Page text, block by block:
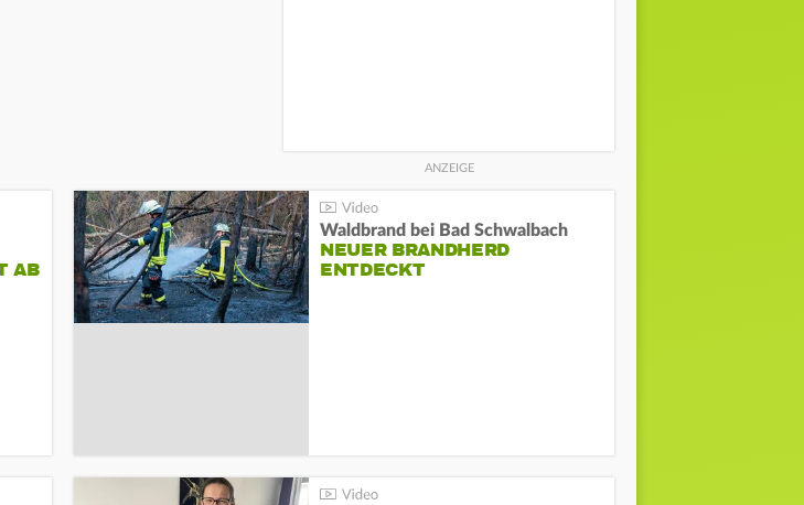
AB
Waldbrand bei Bad Schwalbach
NEUER BRANDHERD
ENTDECKT